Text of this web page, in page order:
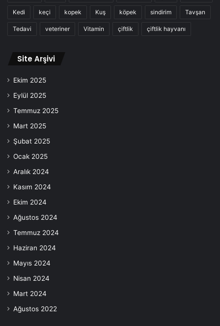
Kedi keçi kopek Kuş köpek sindirim Tavşan
Tedavi veteriner Vitamin çiftlik çiftlik hayvanı
Site Arşivi
Ekim 2025
Eylül 2025
Temmuz 2025
Mart 2025
Şubat 2025
Ocak 2025
Aralık 2024
Kasım 2024
Ekim 2024
Ağustos 2024
Temmuz 2024
Haziran 2024
Mayıs 2024
Nisan 2024
Mart 2024
Ağustos 2022